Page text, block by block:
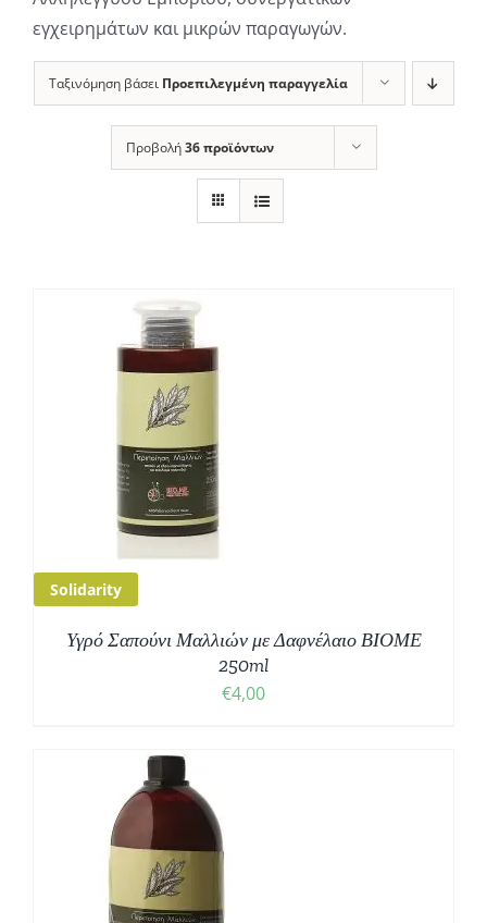
εγχειρημάτων και μικρών παραγωγών.
Ταξινόμηση βάσει Προεπιλεγμένη παραγγελία
Προβολή36 προϊόντων
Solidarity
Υγρό Σαπούνι Μαλλιών με Δαφνέλαιο ΒΙΟΜΕ
250ml
€4,00